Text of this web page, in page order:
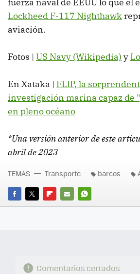
Lockheed F-117 Nighthawk
aviación.
Fotos | US Navy (Wikipedia) y
En Xataka | FLIP, la
investigación marina capaz de
en pleno océano
*Una versión anterior de este
abril de 2023
FACEBOOK
TWITTERFLIPBOARD
E-
WHATSAPP
TEMAS Transporte barcos
Comentarios cerrados